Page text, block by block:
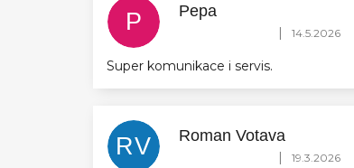
P Pepa
Hodnocení obchodu je 5 z 5
| 14.5.2026
Super komunikace i servis.
RV Roman Votava
Hodnocení obchodu je 5 z 5
| 19.3.2026